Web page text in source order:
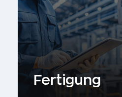
Fertigung